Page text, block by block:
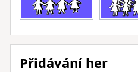
Přidávání her